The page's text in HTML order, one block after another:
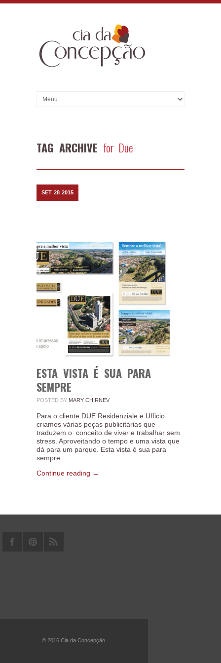
TAG ARCHIVE for Due
SET 28 2015
ESTA VISTA É SUA PARA
SEMPRE
POSTED BY MARY CHIRNEV
Para o cliente DUE Residenziale e Ufficio
criamos várias peças publicitárias que
traduzem o conceito de viver e trabalhar sem
stress. Aproveitando o tempo e uma vista que
dá para um parque. Esta vista é sua para
sempre.
Continue reading →
© 2016 Cia da Concepção.